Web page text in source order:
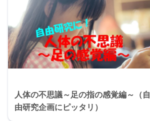
人体の不思議～足の指の感覚編～（自
由研究企画にピッタリ）